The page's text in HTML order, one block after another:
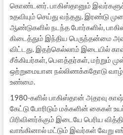
கொண்டனர். பாகிஸ்தானும்
உதவியும் செய்து வந்தது. இரண்டு
ஆண்டுகளில் நடந்த போர்களில்,
கிடைத்தும் இந்திய பெருந்தன்மை
விட்டது. இதற்கெல்லாம் இடையில்
சீக்கியர்கள், பௌத்தர்கள், மற்றும்
ஒற்றுமையான நல்லிணக்கதோடு
உண்மை.
1980-களில் பாகிஸ்தான் அதரவு
கேட்டு போரிடும் மக்களின் கைகள்
பிரிவினர்க்கும் இடையே பெரிய
வாங்கினால் மட்டும் இவர்கள் வேறு